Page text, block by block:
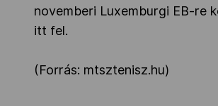
novemberi Luxemburgi EB-re
itt fel.
(Forrás: mtsztenisz.hu)